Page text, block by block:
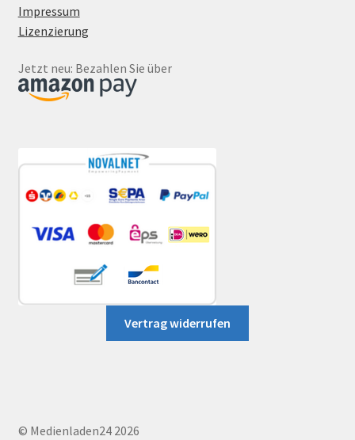
Impressum
Lizenzierung
Jetzt neu: Bezahlen Sie über
Vertrag widerrufen
© Medienladen24 2026